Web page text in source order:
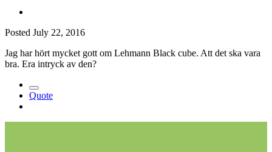
Posted July 22, 2016
Jag har hört mycket gott om Lehmann Black cube. Att det ska vara
bra. Era intryck av den?
Quote